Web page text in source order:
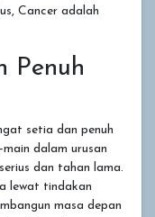
Cancer adalah
Penuh
setia dan penuh
dalam urusan
dan tahan lama.
lewat tindakan
masa depan